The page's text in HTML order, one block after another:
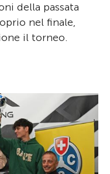
della passata
nel finale,
il torneo.